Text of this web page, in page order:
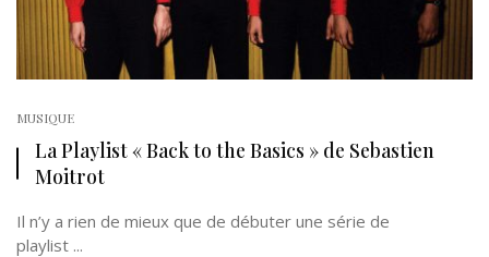
MUSIQUE
La Playlist « Back to the Basics » de Sebastien
Moitrot
Il n’y a rien de mieux que de débuter une série de
playlist ...